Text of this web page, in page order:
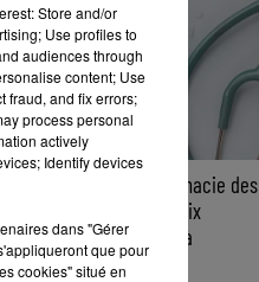
Trousse à pharmacie des
vacances : les dix
indispensables à
emporter
Store and/or
Use profiles to
audiences through
content; Use
fraud, and fix errors;
process personal
actively
Identify devices
dans "Gérer
que pour
cookies" situé en